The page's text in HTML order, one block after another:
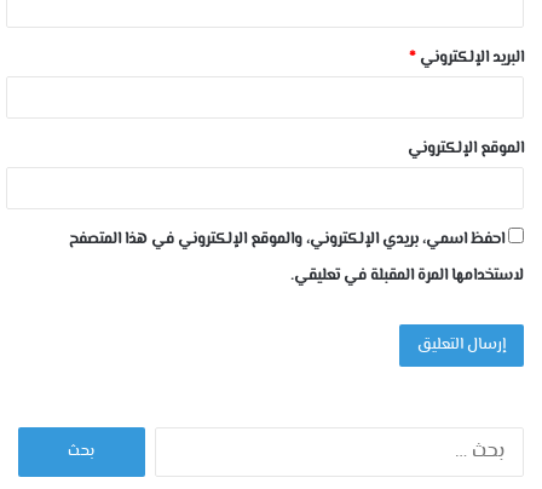
البريد الإلكتروني *
الموقع الإلكتروني
احفظ اسمي، بريدي الإلكتروني، والموقع الإلكتروني في هذا المتصفح
لاستخدامها المرة المقبلة في تعليقي.